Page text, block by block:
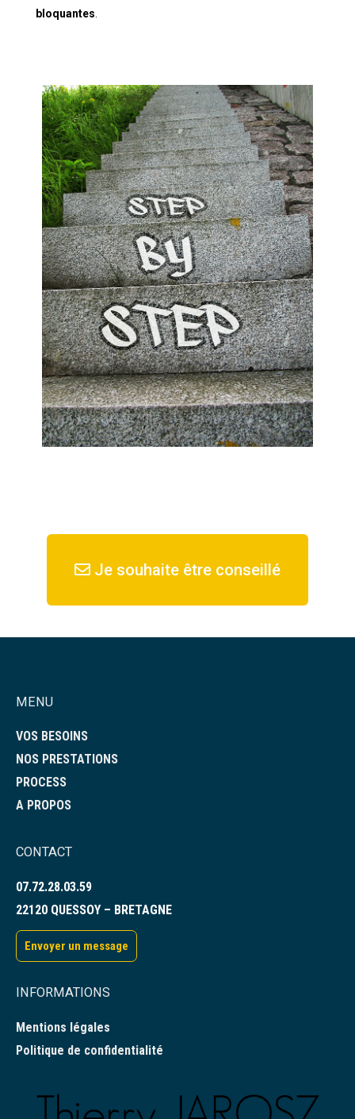
bloquantes
Je souhaite être conseillé
MENU
VOS BESOINS
NOS PRESTATIONS
PROCESS
A PROPOS
CONTACT
07.72.28.03.59
22120 QUESSOY – BRETAGNE
Envoyer un message
INFORMATIONS
Mentions légales
Politique de confidentialité